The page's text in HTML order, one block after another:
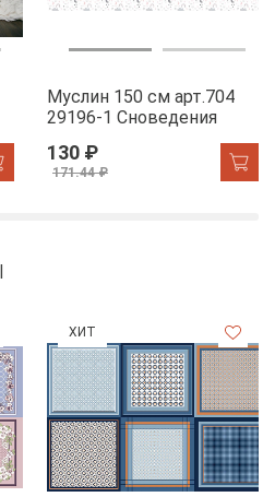
Муслин 150 см арт.704
29196-1 Сноведения
130 ₽
171.44 ₽
ХИТ